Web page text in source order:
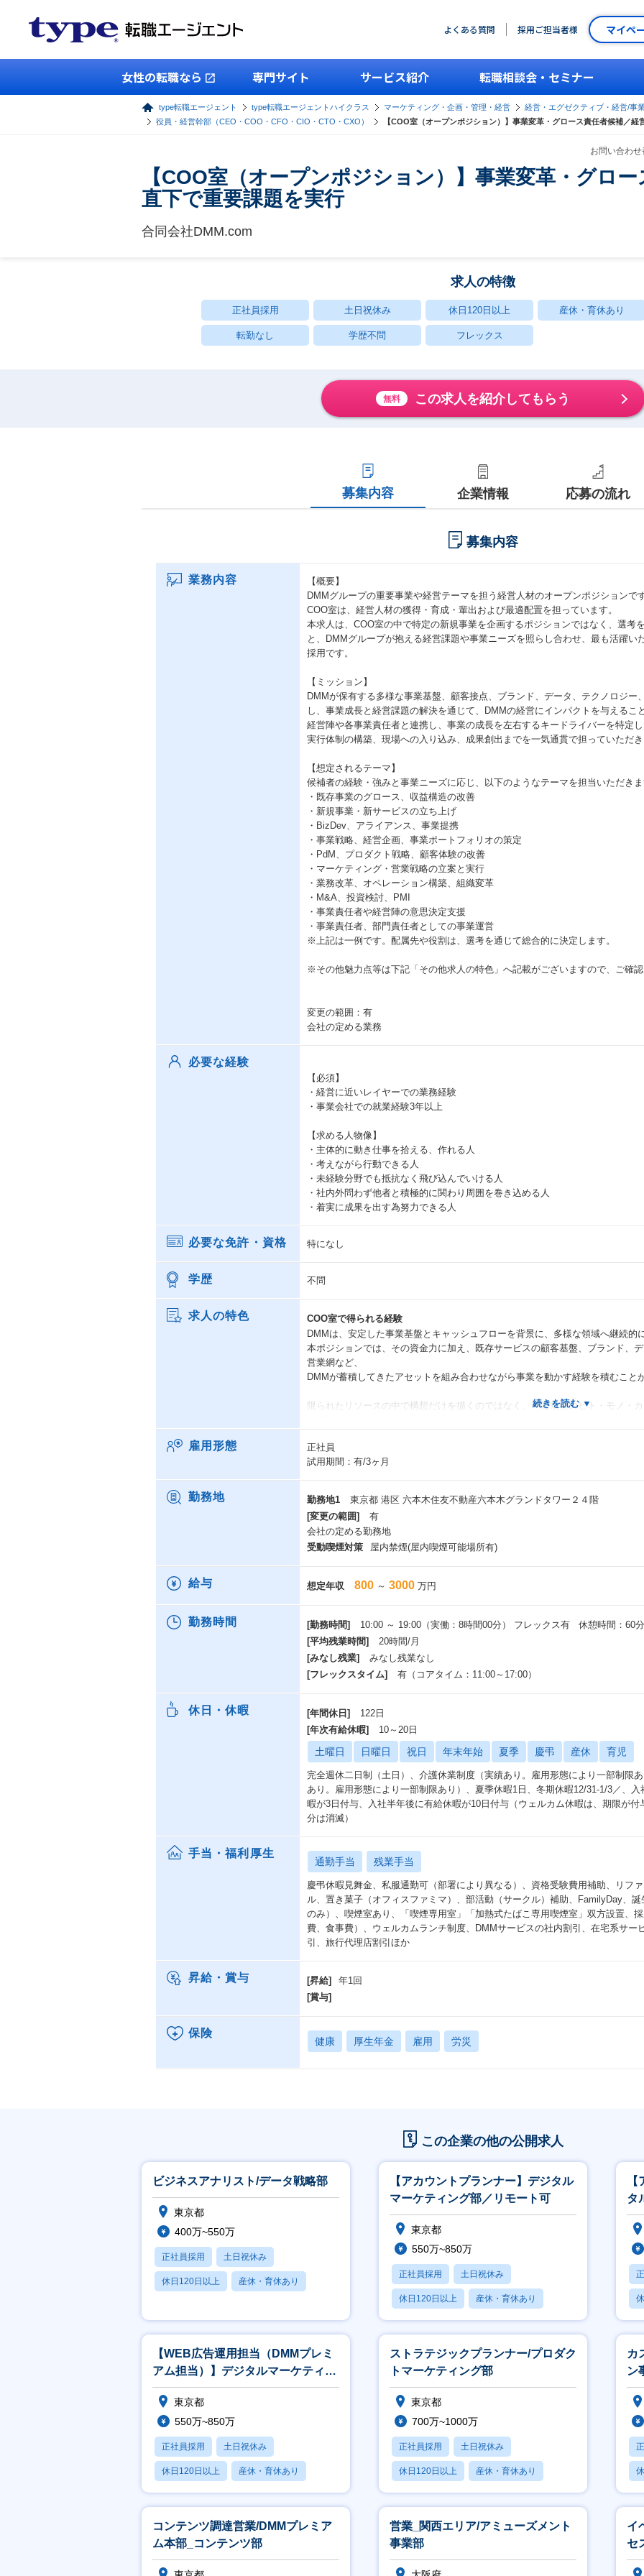
よくある質問 採用ご担当者様 マイペ
女性の転職なら 専門サイト サービス紹介 転職相談会・セミナー
type転職エージェント type転職エージェントハイクラス マーケティング・企画・管理・経営
経営・エグゼクティブ・経営/事
役員・経営幹部（CEO・COO・CFO・CIO・CTO・CXO）
【COO室（オープンポジション）】事業変革・グロース責任者候補／経
お問い合わ
【COO室（オープンポジション）】事業変革・グロ
直下で重要課題を実行
合同会社DMM.com
求人の特徴
正社員採用 土日祝休み 休日120日以上 産休・育休あり
転勤なし 学歴不問 フレックス
無料 この求人を紹介してもらう
募集内容 企業情報 応募の流れ
募集内容
業務内容
【概要】
DMMグループの重要事業や経営テーマを担う経営人材のオープンポジションです
COO室は、経営人材の獲得・育成・輩出および最適配置を担っています。
本求人は、COO室の中で特定の新規事業を企画するポジションではなく、選考
と、DMMグループが抱える経営課題や事業ニーズを照らし合わせ、最も活躍い
採用です。
【ミッション】
DMMが保有する多様な事業基盤、顧客接点、ブランド、データ、テクノロジー
し、事業成長と経営課題の解決を通じて、DMMの経営にインパクトを与えるこ
経営陣や各事業責任者と連携し、事業の成長を左右するキードライバーを特定
実行体制の構築、現場への入り込み、成果創出までを一気通貫で担っていただき
【想定されるテーマ】
候補者の経験・強みと事業ニーズに応じ、以下のようなテーマを担当いただきま
・既存事業のグロース、収益構造の改善
・新規事業・新サービスの立ち上げ
・BizDev、アライアンス、事業提携
・事業戦略、経営企画、事業ポートフォリオの策定
・PdM、プロダクト戦略、顧客体験の改善
・マーケティング・営業戦略の立案と実行
・業務改革、オペレーション構築、組織変革
・M&A、投資検討、PMI
・事業責任者や経営陣の意思決定支援
・事業責任者、部門責任者としての事業運営
※上記は一例です。配属先や役割は、選考を通じて総合的に決定します。
※その他魅力点等は下記「その他求人の特色」へ記載がございますので、ご確認
変更の範囲：有
会社の定める業務
必要な経験
【必須】
・経営に近いレイヤーでの業務経験
・事業会社での就業経験3年以上
【求める人物像】
・主体的に動き仕事を拾える、作れる人
・考えながら行動できる人
・未経験分野でも抵抗なく飛び込んでいける人
・社内外問わず他者と積極的に関わり周囲を巻き込める人
・着実に成果を出す為努力できる人
必要な免許・資格 特になし
学歴 不問
求人の特色
COO室で得られる経験
DMMは、安定した事業基盤とキャッシュフローを背景に、多様な領域へ継続的
本ポジションでは、その資金力に加え、既存サービスの顧客基盤、ブランド、
営業網など、
DMMが蓄積してきたアセットを組み合わせながら事業を動かす経験を積むこと
限られたリソースの中で構想だけを描くのではなく、一定規模のヒト・モノ・
また、0→1の事業立ち上げだけでなく、1→10のグロース、10→100の事業拡大
フェーズに携わる機会があります。
採用説明資料でも、DMMでのキャリアは「事業・フェーズ・スキル」の掛け合
されています。
ポジションの魅力
経営陣や事業責任者との距離が近く、重要な意思決定に関与しながら、スピー
企画や提言で終わるのではなく、自ら事業に入り込み、売上・利益・顧客価値
ョンです。
■ DMMのアセットを使った事業経験を積める
豊富な資金、顧客基盤、ブランド、データ、テクノロジー、人材などを活用し
■ 経営人材としてキャリアを広げられる
特定の職種や部門にキャリアを固定せず、本人の実績・強み・志向と事業ニーズ
事業責任者、部門責任者、機能責任者、子会社経営などへ役割を広げることを想
を輩出する役割を担っています。
雇用形態
正社員
試用期間：有/3ヶ月
勤務地 勤務地1
東京都 港区 六本木住友不動産六本木グランドタワー２４階
[変更の範囲]
有
会社の定める勤務地
受動喫煙対策
屋内禁煙(屋内喫煙可能場所有)
給与 想定年収 800 ～ 3000 万円
勤務時間 [勤務時間]
10:00 ～ 19:00（実働：8時間00分） フレックス有 休憩時間：60分
[平均残業時間]
20時間/月
[みなし残業]
みなし残業なし
[フレックスタイム]
有（コアタイム：11:00～17:00）
休日・休暇 [年間休日]
122日
[年次有給休暇]
10～20日
土曜日 日曜日 祝日 年末年始 夏季 慶弔 産休 育児
完全週休二日制（土日）、介護休業制度（実績あり。雇用形態により一部制限
あり。雇用形態により一部制限あり）、夏季休暇1日、冬期休暇12/31-1/3／、
暇が3日付与、入社半年後に有給休暇が10日付与（ウェルカム休暇は、期限が
分は消滅）
手当・福利厚生
通勤手当 残業手当
慶弔休暇見舞金、私服通勤可（部署により異なる）、資格受験費用補助、リフ
ル、置き菓子（オフィスファミマ）、部活動（サークル）補助、FamilyDay、
のみ）、喫煙室あり、「喫煙専用室」「加熱式たばこ専用喫煙室」双方設置、
費、食事費）、ウェルカムランチ制度、DMMサービスの社内割引、在宅系サー
引、旅行代理店割引ほか
昇給・賞与 [昇給]
年1回
[賞与]
保険
健康 厚生年金 雇用 労災
この企業の他の公開求人
ビジネスアナリスト/データ戦略部
東京都
400万~550万
正社員採用 土日祝休み
休日120日以上 産休・育休あり
【アカウントプランナー】デジタル
マーケティング部／リモート可
東京都
550万~850万
正社員採用 土日祝休み
休日120日以上 産休・育休あり
月残業20時間以内
タ
ス
【WEB広告運用担当（DMMプレミ
アム担当）】デジタルマーケティン
グ部
東京都
550万~850万
正社員採用 土日祝休み
休日120日以上 産休・育休あり
月残業20時間以内
ストラテジックプランナー/プロダク
トマーケティング部
東京都
700万~1000万
正社員採用 土日祝休み
休日120日以上 産休・育休あり
月残業20時間以内
カ
ン
ト
コンテンツ調達営業/DMMプレミア
ム本部_コンテンツ部
営業_関西エリア/アミューズメント
事業部
イ
セ